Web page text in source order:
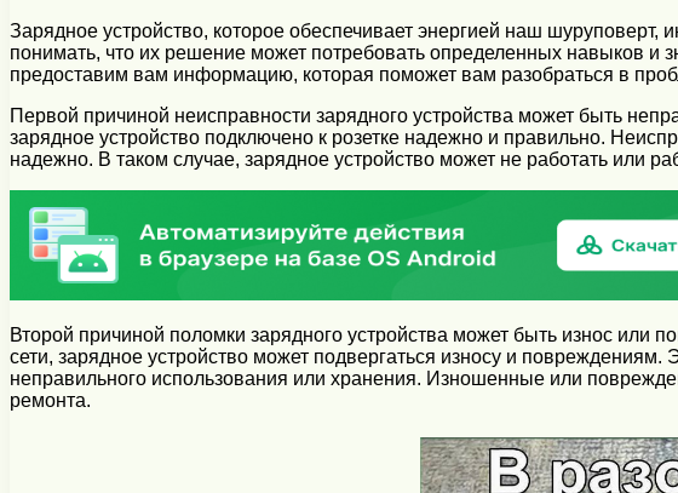
Зарядное устройство, которое обеспечивает энергией наш
понимать, что их решение может потребовать определенных навыков и
предоставим вам информацию, которая поможет вам разобраться в
Первой причиной неисправности зарядного устройства может быть
зарядное устройство подключено к розетке надежно и правильно.
надежно. В таком случае, зарядное устройство может не работать или
Второй причиной поломки зарядного устройства может быть износ или
сети, зарядное устройство может подвергаться износу и
неправильного использования или хранения. Изношенные или
ремонта.